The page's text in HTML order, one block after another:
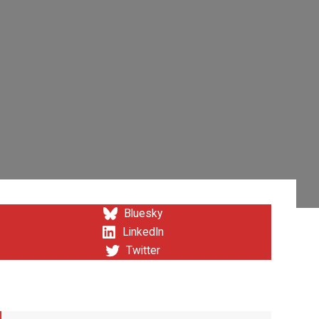
Bluesky
LinkedIn
Twitter